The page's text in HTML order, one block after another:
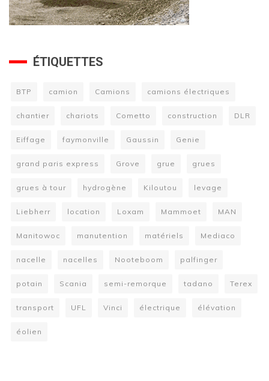
ÉTIQUETTES
BTP camion Camions camions électriques
chantier chariots Cometto construction DLR
Eiffage faymonville Gaussin Genie
grand paris express Grove grue grues
grues à tour hydrogène Kiloutou levage
Liebherr location Loxam Mammoet MAN
Manitowoc manutention matériels Mediaco
nacelle nacelles Nooteboom palfinger
potain Scania semi-remorque tadano Terex
transport UFL Vinci électrique élévation
éolien